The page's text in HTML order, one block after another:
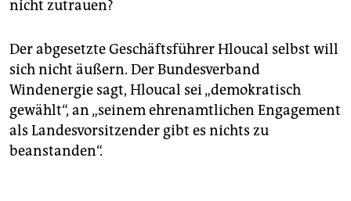
nicht zutrauen?
Der abgesetzte Geschäftsführer Hloucal selbst will
sich nicht äußern. Der Bundesverband
Windenergie sagt, Hloucal sei „demokratisch
gewählt“, an „seinem ehrenamtlichen Engagement
als Landesvorsitzender gibt es nichts zu
beanstanden“.